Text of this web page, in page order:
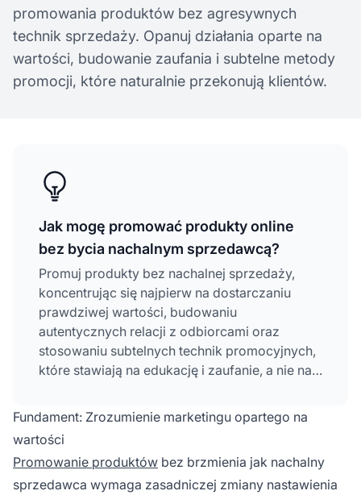
promowania produktów bez agresywnych
technik sprzedaży. Opanuj działania oparte na
wartości, budowanie zaufania i subtelne metody
promocji, które naturalnie przekonują klientów.
Jak mogę promować produkty online
bez bycia nachalnym sprzedawcą?
Promuj produkty bez nachalnej sprzedaży,
koncentrując się najpierw na dostarczaniu
prawdziwej wartości, budowaniu
autentycznych relacji z odbiorcami oraz
stosowaniu subtelnych technik promocyjnych,
które stawiają na edukację i zaufanie, a nie na
rozwiązujące realne problemy, dziel się
autentycznymi historiami i dowodami
społecznymi oraz naturalnie kieruj klientów ku
rozwiązaniom, zamiast naciskać na
natychmiastowy zakup.
Fundament: Zrozumienie marketingu opartego na
wartości
Promowanie produktów bez brzmienia jak nachalny
sprzedawca wymaga zasadniczej zmiany nastawienia